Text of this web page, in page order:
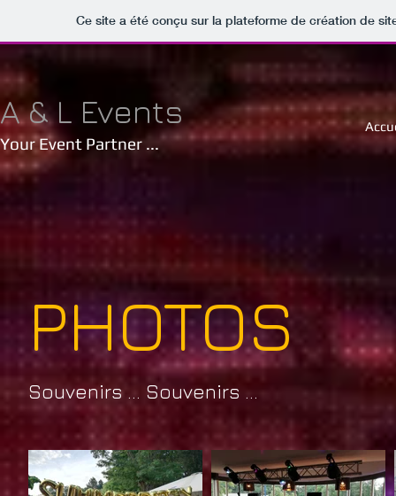
Ce site a été conçu sur la plateforme de création de
A & L Events
Your Event Partner ...
PHOTOS
Souvenirs ... Souvenirs ...